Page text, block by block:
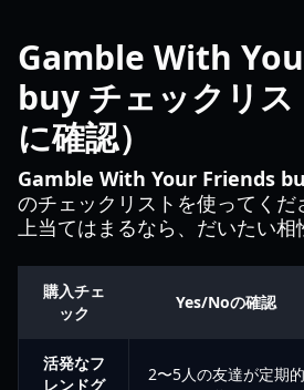
Gamble With
buy チェックリス
に確認）
Gamble With Your Friends
のチェックリストを使ってく
上当てはまるなら、だいたい相
購入チェ
ック
Yes/Noの確認
活発なフ
レンドグ
2〜5人の友達が定期的